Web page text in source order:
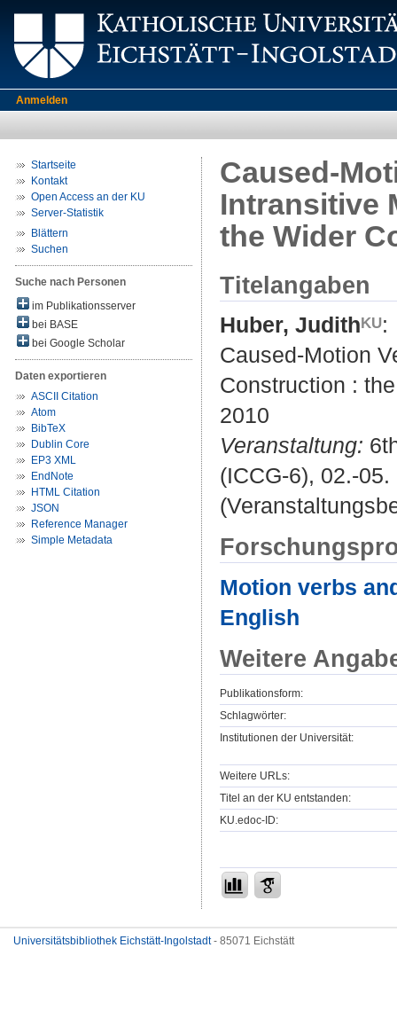
Anmelden
Startseite
Kontakt
Open Access an der KU
Server-Statistik
Blättern
Suchen
Suche nach Personen
im Publikationsserver
bei BASE
bei Google Scholar
Daten exportieren
ASCII Citation
Atom
BibTeX
Dublin Core
EP3 XML
EndNote
HTML Citation
JSON
Reference Manager
Simple Metadata
Caused-
Intransitive
the Wider
Titelangaben
Huber, Judith
:
Caused-Motion
Construction :
2010
Veranstaltung:
(ICCG-6), 02.-
Motion verbs
English
Weitere
Publikationsform:
Schlagwörter:
Institutionen der Universität:
Weitere URLs:
Titel an der KU entstanden:
KU.edoc-ID:
Universitätsbibliothek Eichstätt-Ingolstadt- 85071 Eichstätt